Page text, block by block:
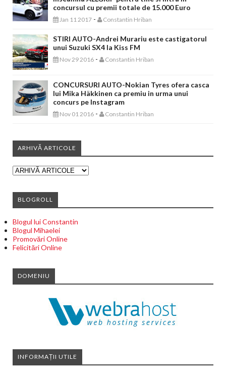
concursul cu premii totale de 15.000 Euro
Jan 11 2017 - Constantin Hriban
STIRI AUTO-Andrei Murariu este castigatorul
unui Suzuki SX4 la Kiss FM
Nov 29 2016 - Constantin Hriban
CONCURSURI AUTO-Nokian Tyres ofera casca
lui Mika Häkkinen ca premiu in urma unui
concurs pe Instagram
Nov 01 2016 - Constantin Hriban
ARHIVĂ ARTICOLE
BLOGROLL
Blogul lui Constantin
Blogul Mihaelei
Promovări Online
Felicitări Online
DOMENIU
INFORMAȚII UTILE